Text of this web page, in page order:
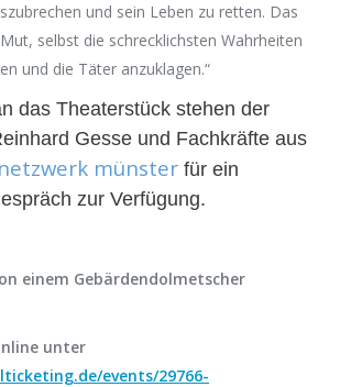
und sein Leben zu retten. Das
selbst die schrecklichsten Wahrheiten
und die Täter anzuklagen.“
das Theaterstück stehen der
Gesse und Fachkräfte aus
münster für ein
zur Verfügung.
einem Gebärdendolmetscher
unter
events/29766-